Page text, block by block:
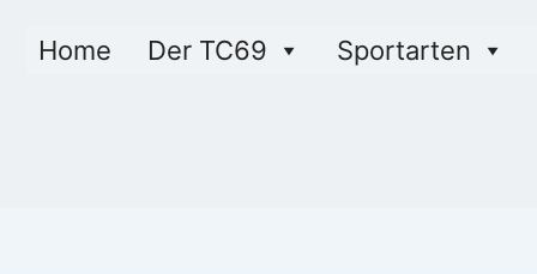
Home Der TC69 Sportarten